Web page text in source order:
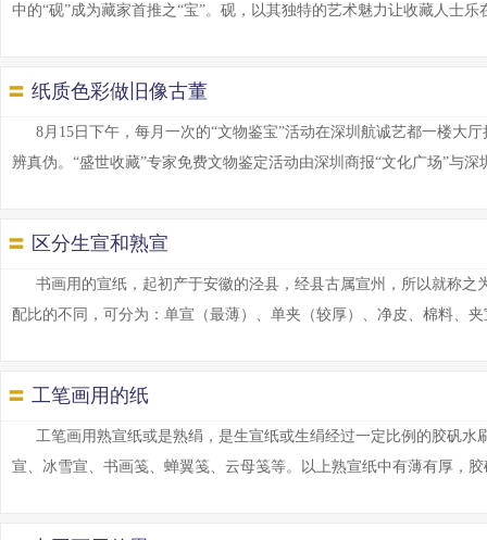
中的“砚”成为藏家首推之“宝”。砚，以其独特的艺术魅力让收藏人士
〓 纸质色彩做旧像古董
8月15日下午，每月一次的“文物鉴宝”活动在深圳航诚艺都一楼大
辨真伪。“盛世收藏”专家免费文物鉴定活动由深圳商报“文化广场”与深
〓 区分生宣和熟宣
书画用的宣纸，起初产于安徽的泾县，经县古属宣州，所以就称
配比的不同，可分为：单宣（最薄）、单夹（较厚）、净皮、棉料、
〓 工笔画用的纸
工笔画用熟宣纸或是熟绢，是生宣纸或生绢经过一定比例的胶矾
宣、冰雪宣、书画笺、蝉翼笺、云母笺等。以上熟宣纸中有薄有厚，